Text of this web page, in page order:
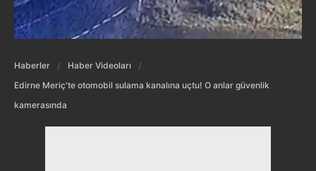
Haberler
Haber Videoları
Edirne Meriç'te otomobil sulama kanalına uçtu! O anlar güvenlik
kamerasında